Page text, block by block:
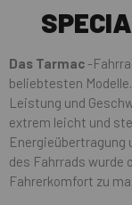
Das Tarmac-
beliebtesten
Leistung und
extrem leicht und
Energieübertragung
des Fahrrads wurde
Fahrerkomfort zu